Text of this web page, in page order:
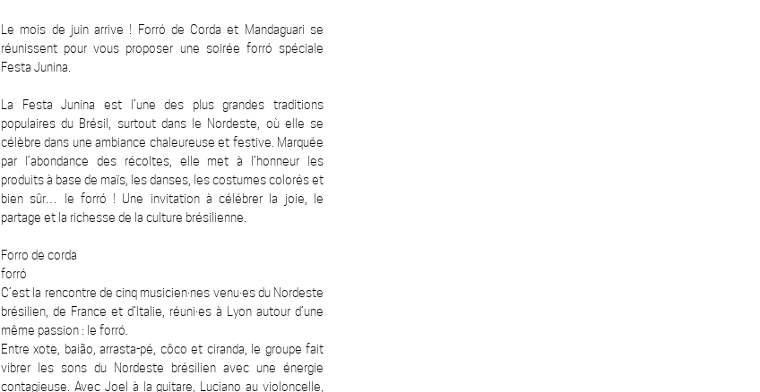
Le mois de juin arrive ! Forró de Corda et Mandaguari se
réunissent pour vous proposer une soirée forró spéciale
Festa Junina.
La Festa Junina est l’une des plus grandes traditions
populaires du Brésil, surtout dans le Nordeste, où elle se
célèbre dans une ambiance chaleureuse et festive. Marquée
par l’abondance des récoltes, elle met à l’honneur les
produits à base de maïs, les danses, les costumes colorés et
bien sûr… le forró ! Une invitation à célébrer la joie, le
partage et la richesse de la culture brésilienne.
Forro de corda
forró
C’est la rencontre de cinq musicien·nes venu·es du Nordeste
brésilien, de France et d’Italie, réuni·es à Lyon autour d’une
même passion : le forró.
Entre xote, baião, arrasta-pé, côco et ciranda, le groupe fait
vibrer les sons du Nordeste brésilien avec une énergie
contagieuse. Avec Joel à la guitare, Luciano au violoncelle,